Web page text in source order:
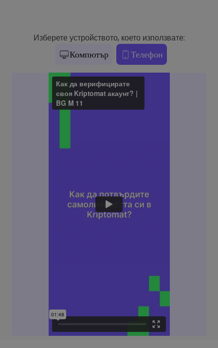
Изберете устройството, което използвате:
Компютър Телефон